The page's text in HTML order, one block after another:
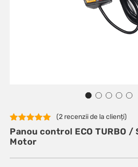
Evaluat la
5.00din 5
pe baza a
2
la clienți
(2 recenzii de la clienți)
Panou control ECO TURBO /
Motor